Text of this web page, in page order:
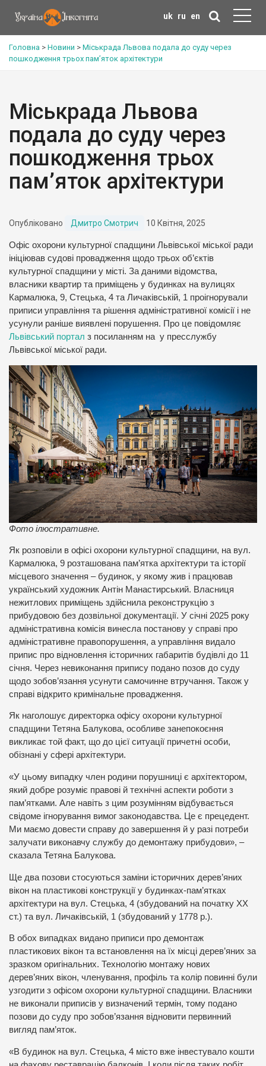
uk ru en
Головна > Новини > Міськрада Львова подала до суду через
пошкодження трьох пам’яток архітектури
Міськрада Львова
подала до суду через
пошкодження трьох
пам’яток архітектури
Опубліковано Дмитро Смотрич 10 Квітня, 2025
Офіс охорони культурної спадщини Львівської міської ради
ініціював судові провадження щодо трьох об’єктів
культурної спадщини у місті. За даними відомства,
власники квартир та приміщень у будинках на вулицях
Кармалюка, 9, Стецька, 4 та Личаківській, 1 проігнорували
приписи управління та рішення адміністративної комісії і не
усунули раніше виявлені порушення. Про це повідомляє
Львівський портал з посиланням на у пресслужбу
Львівської міської ради.
Фото ілюстративне.
Як розповіли в офісі охорони культурної спадщини, на вул.
Кармалюка, 9 розташована пам’ятка архітектури та історії
місцевого значення – будинок, у якому жив і працював
український художник Антін Манастирський. Власниця
нежитлових приміщень здійснила реконструкцію з
прибудовою без дозвільної документації. У січні 2025 року
адміністративна комісія винесла постанову у справі про
адміністративне правопорушення, а управління видало
припис про відновлення історичних габаритів будівлі до 11
січня. Через невиконання припису подано позов до суду
щодо зобов’язання усунути самочинне втручання. Також у
справі відкрито кримінальне провадження.
Як наголошує директорка офісу охорони культурної
спадщини Тетяна Балукова, особливе занепокоєння
викликає той факт, що до цієї ситуації причетні особи,
обізнані у сфері архітектури.
«У цьому випадку член родини порушниці є архітектором,
який добре розуміє правові й технічні аспекти роботи з
пам’ятками. Але навіть з цим розумінням відбувається
свідоме ігнорування вимог законодавства. Це є прецедент.
Ми маємо довести справу до завершення й у разі потреби
залучати виконавчу службу до демонтажу прибудови», –
сказала Тетяна Балукова.
Ще два позови стосуються заміни історичних дерев’яних
вікон на пластикові конструкції у будинках-пам’ятках
архітектури на вул. Стецька, 4 (збудований на початку ХХ
ст.) та вул. Личаківській, 1 (збудований у 1778 р.).
В обох випадках видано приписи про демонтаж
пластикових вікон та встановлення на їх місці дерев’яних за
зразком оригінальних. Технологію монтажу нових
дерев’яних вікон, членування, профіль та колір повинні були
узгодити з офісом охорони культурної спадщини. Власники
не виконали приписів у визначений термін, тому подано
позови до суду про зобов’язання відновити первинний
вигляд пам’яток.
«В будинок на вул. Стецька, 4 місто вже інвестувало кошти